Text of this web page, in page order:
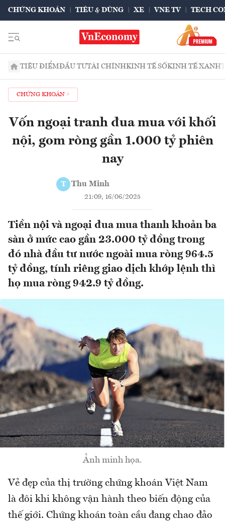
CHỨNG KHOÁN TIÊU & DÙNG XE VNE TV TECH
TIÊU ĐIỂMĐẦU TƯTÀI CHÍNHKINH TẾ SỐKINH TẾ XANH
CHỨNG KHOÁN
Vốn ngoại tranh đua mua với khối
nội, gom ròng gần 1.000 tỷ phiên
nay
T Thu Minh
21:09, 16/06/2025
Tiền nội và ngoại đua mua thanh khoản ba
sàn ở mức cao gần 23.000 tỷ đồng trong
đó nhà đầu tư nước ngoài mua ròng 964.5
tỷ đồng, tính riêng giao dịch khớp lệnh thì
họ mua ròng 942.9 tỷ đồng.
Ảnh minh họa.
Vẻ đẹp của thị trường chứng khoán Việt Nam
là đôi khi không vận hành theo biến động của
thế giới. Chứng khoán toàn cầu đang chao đảo